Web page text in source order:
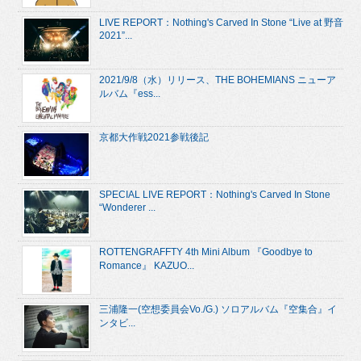
LIVE REPORT：Nothing's Carved In Stone “Live at 野音
2021”...
2021/9/8（水）リリース、THE BOHEMIANS ニューア
ルバム『ess...
京都大作戦2021参戦後記
SPECIAL LIVE REPORT：Nothing's Carved In Stone
“Wonderer ...
ROTTENGRAFFTY 4th Mini Album 『Goodbye to
Romance』 KAZUO...
三浦隆一(空想委員会Vo./G.) ソロアルバム『空集合』イ
ンタビ...